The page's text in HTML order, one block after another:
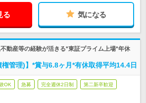
る 気になる
動産等の経験が活きる*東証プライム上場*年休
権管理)】*賞与6.8ヶ月*有休取得平均14.4日
OK 急募 完全週休2日制 第二新卒歓迎